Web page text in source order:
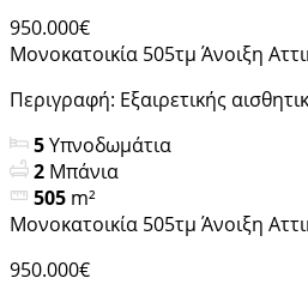
950.000€
Μονοκατοικία 505τμ Άνοιξη
Περιγραφή: Εξαιρετικής
5Υπνοδωμάτια
2 Μπάνια
505 m²
Μονοκατοικία 505τμ Άνοιξη
950.000€